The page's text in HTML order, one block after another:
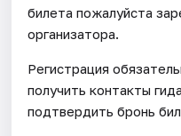
билета пожалуйста
организатора.
Регистрация
получить контакты
подтвердить бронь